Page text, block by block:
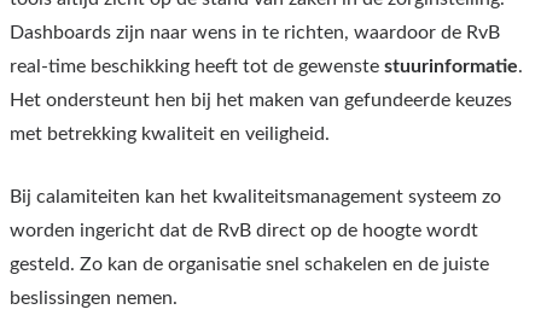
Dashboards zijn naar wens in te richten, waardoor de RvB
real-time beschikking heeft tot de gewenste stuurinformatie.
Het ondersteunt hen bij het maken van gefundeerde keuzes
met betrekking kwaliteit en veiligheid.
Bij calamiteiten kan het kwaliteitsmanagement systeem zo
worden ingericht dat de RvB direct op de hoogte wordt
gesteld. Zo kan de organisatie snel schakelen en de juiste
beslissingen nemen.